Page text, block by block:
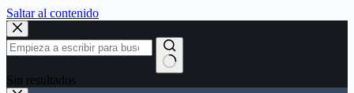
Saltar al contenido
Sin resultados